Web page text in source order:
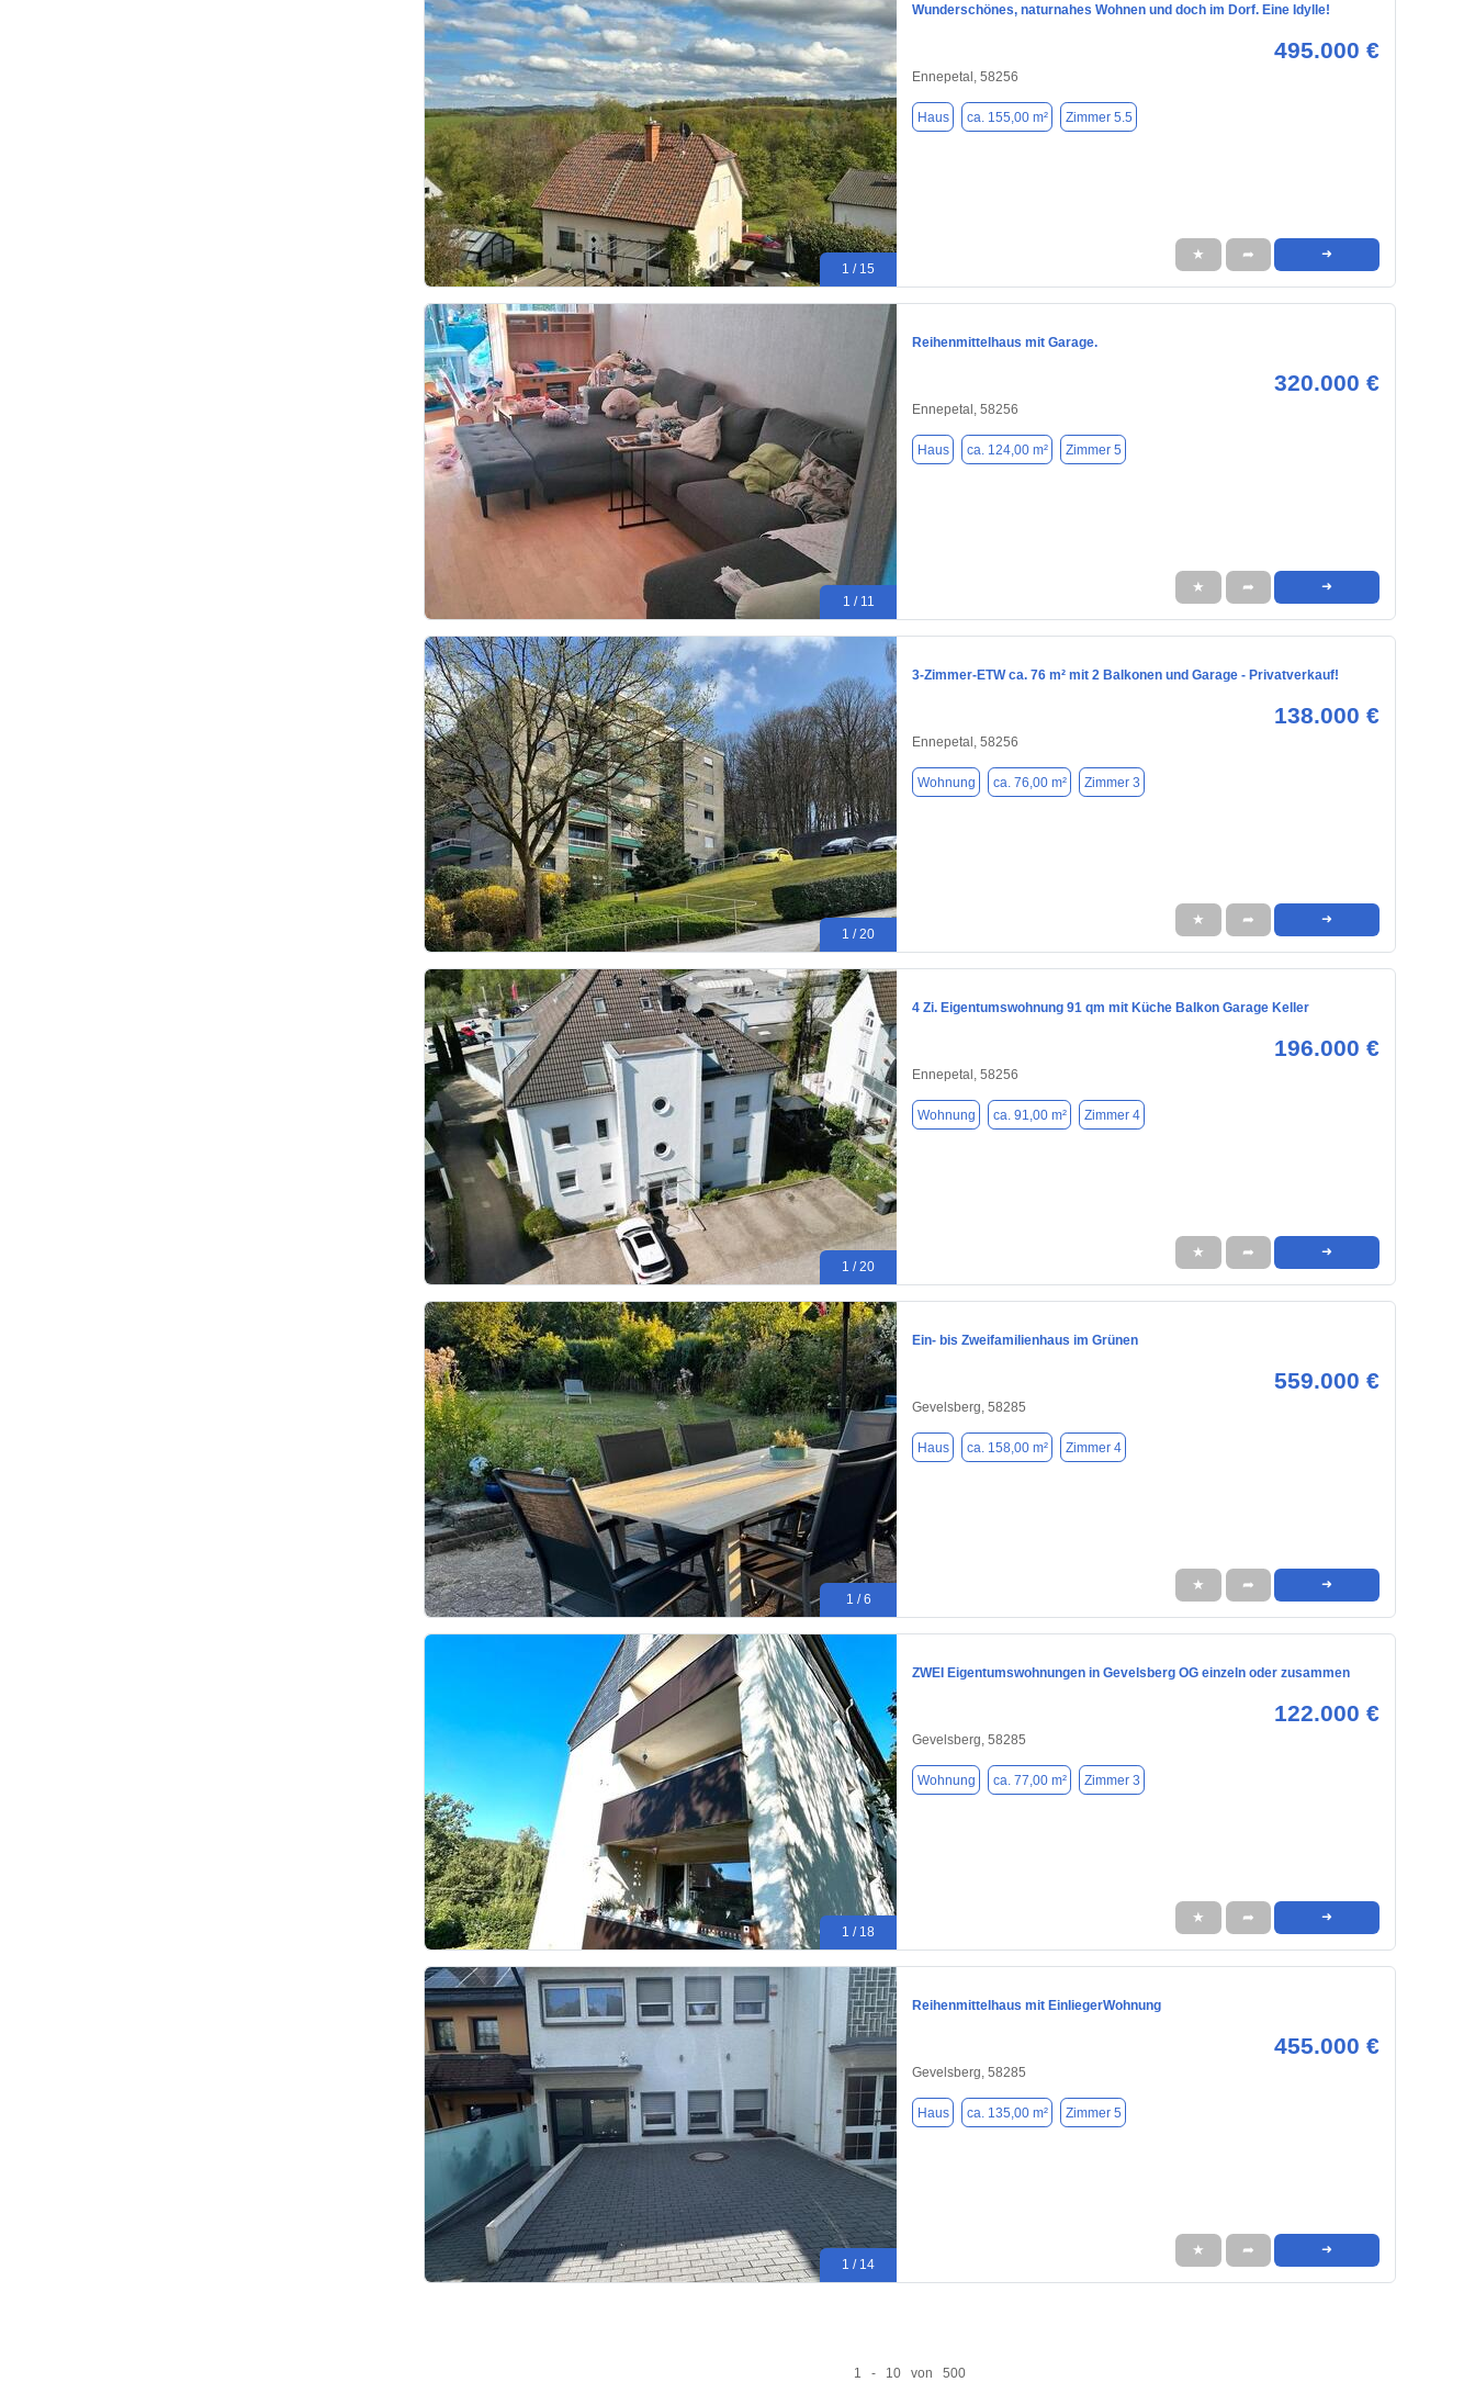
1 / 15
Wunderschönes, naturnahes Wohnen und doch im Dorf. Eine Idylle!
495.000 €
Ennepetal, 58256
Haus ca. 155,00 m² Zimmer 5.5
★ ➦ ➜
1 / 11
Reihenmittelhaus mit Garage.
320.000 €
Ennepetal, 58256
Haus ca. 124,00 m² Zimmer 5
★ ➦ ➜
1 / 20
3-Zimmer-ETW ca. 76 m² mit 2 Balkonen und Garage - Privatverkauf!
138.000 €
Ennepetal, 58256
Wohnung ca. 76,00 m² Zimmer 3
★ ➦ ➜
1 / 20
4 Zi. Eigentumswohnung 91 qm mit Küche Balkon Garage Keller
196.000 €
Ennepetal, 58256
Wohnung ca. 91,00 m² Zimmer 4
★ ➦ ➜
1 / 6
Ein- bis Zweifamilienhaus im Grünen
559.000 €
Gevelsberg, 58285
Haus ca. 158,00 m² Zimmer 4
★ ➦ ➜
1 / 18
ZWEI Eigentumswohnungen in Gevelsberg OG einzeln oder zusammen
122.000 €
Gevelsberg, 58285
Wohnung ca. 77,00 m² Zimmer 3
★ ➦ ➜
1 / 14
Reihenmittelhaus mit EinliegerWohnung
455.000 €
Gevelsberg, 58285
Haus ca. 135,00 m² Zimmer 5
★ ➦ ➜
1 - 10 von 500